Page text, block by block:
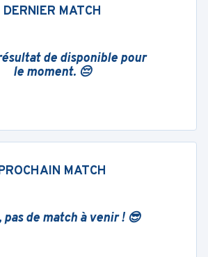
DERNIER MATCH
de disponible pour
le moment. 😔
MATCH
pas de match à venir ! 😎